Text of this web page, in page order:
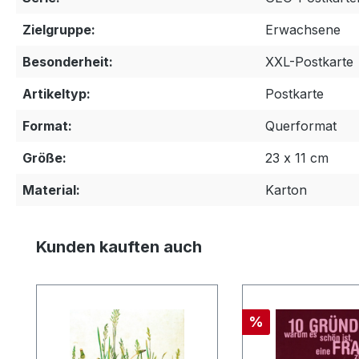
Zielgruppe:
Erwachsene
Besonderheit:
XXL-Postkarte
Artikeltyp:
Postkarte
Format:
Querformat
Größe:
23 x 11 cm
Material:
Karton
Produktgalerie überspringen
Kunden kauften auch
Rabatt
%